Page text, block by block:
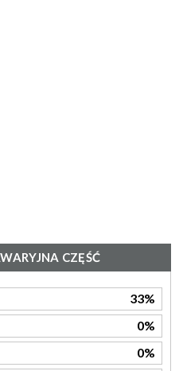
CZĘŚĆ
33%
0%
0%